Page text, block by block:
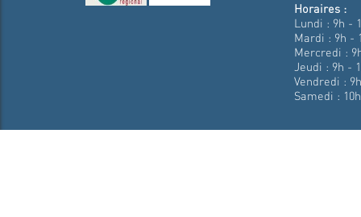
Horaires :
Lundi : 9h -
Mardi : 9h -
Mercredi :
Jeudi : 9h -
Vendredi :
Samedi :